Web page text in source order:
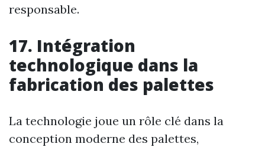
responsable.
17. Intégration
technologique dans la
fabrication des palettes
La technologie joue un rôle clé dans la
conception moderne des palettes,